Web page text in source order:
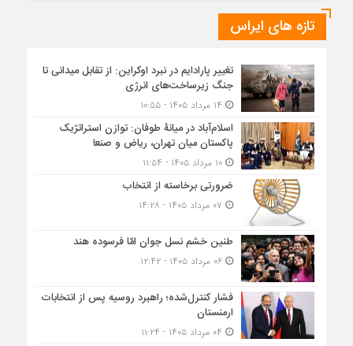
تازه های ایراس
تغییر پارادایم در نبرد اوکراین: از تقابل میدانی تا
جنگ زیرساخت‌های انرژی
اسلام‌آباد در میانۀ طوفان: توازن استراتژیک
پاکستان میان تهران، ریاض و صنعا
۱۰ مرداد ۱۴۰۵ - ۱۱:۵۴
ضرورتی برخاسته از انتخاب
طنین خشم نسل جوان امّا فرسوده هند
۰۶ مرداد ۱۴۰۵ - ۱۲:۴۲
فشار کنترل‌شده؛ راهبرد روسیه پس از انتخابات
ارمنستان